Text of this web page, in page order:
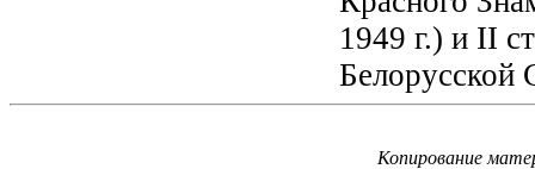
1949 г.) и II
Белорусской
Копирование